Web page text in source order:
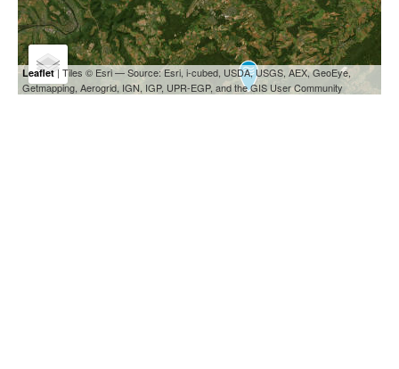
Leaflet| Tiles © Esri — Source: Esri, i-cubed, USDA, USGS, AEX, GeoEye,
Getmapping, Aerogrid, IGN, IGP, UPR-EGP, and the GIS User Community